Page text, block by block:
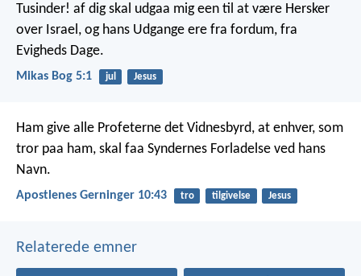
Tusinder! af dig skal udgaa mig een til at være Hersker
over Israel, og hans Udgange ere fra fordum, fra
Evigheds Dage.
Mikas Bog 5:1 jul Jesus
Ham give alle Profeterne det Vidnesbyrd, at enhver, som
tror paa ham, skal faa Syndernes Forladelse ved hans
Navn.
Apostlenes Gerninger 10:43 tro tilgivelse Jesus
Relaterede emner